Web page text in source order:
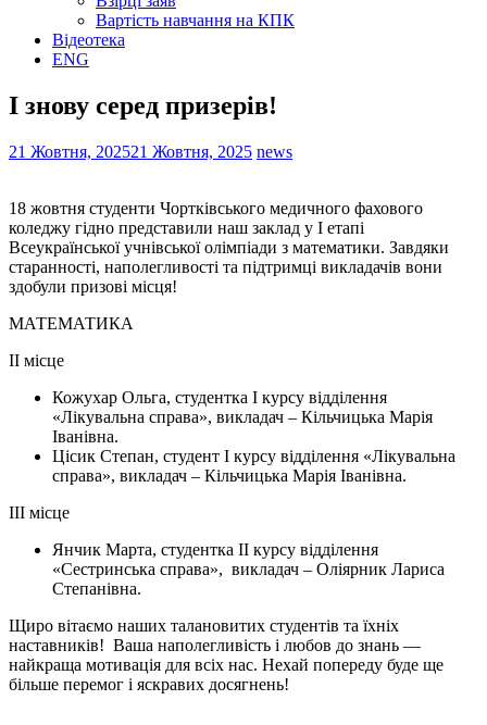
Вартість навчання на КПК
Відеотека
ENG
І знову серед призерів!
21 Жовтня, 202521 Жовтня, 2025 news
18 жовтня студенти Чортківського медичного фахового
коледжу гідно представили наш заклад у І етапі
Всеукраїнської учнівської олімпіади з математики. Завдяки
старанності, наполегливості та підтримці викладачів вони
здобули призові місця!
МАТЕМАТИКА
ІІ місце
Кожухар Ольга, студентка І курсу відділення
«Лікувальна справа», викладач – Кільчицька Марія
Іванівна.
Цісик Степан, студент І курсу відділення «Лікувальна
справа», викладач – Кільчицька Марія Іванівна.
ІІІ місце
Янчик Марта, студентка ІІ курсу відділення
«Сестринська справа», викладач – Оліярник Лариса
Степанівна.
Щиро вітаємо наших талановитих студентів та їхніх
наставників! Ваша наполегливість і любов до знань —
найкраща мотивація для всіх нас. Нехай попереду буде ще
більше перемог і яскравих досягнень!